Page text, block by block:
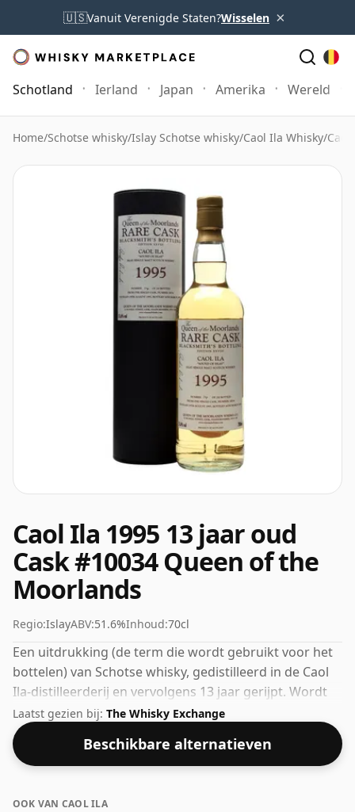
🇺🇸Vanuit Verenigde Staten?Wisselen ×
Schotland Ierland Japan Amerika Wereld
Home/Schotse whisky/Islay Schotse whisky/Caol Ila Whisky/
Caol Ila 1995 13 jaar oud
Cask #10034 Queen of the
Moorlands
Regio:IslayABV:51.6%Inhoud:70cl
Een uitdrukking (de term die wordt gebruikt voor het
bottelen) van Schotse whisky, gedistilleerd in de Caol
Ila-distilleerderij en vervolgens 13 jaar gerijpt. Wordt
geleverd in een standaardfles van 70 cl met een
afwijkende sterkte van 51,6%.
Laatst gezien bij: The Whisky Exchange
Beschikbare alternatieven
OOK VAN CAOL ILA